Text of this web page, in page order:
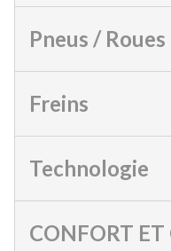
Pneus / Roues
Freins
Technologie
CONFORT